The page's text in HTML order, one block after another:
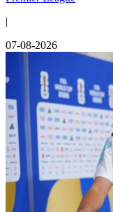
|
07-08-2026